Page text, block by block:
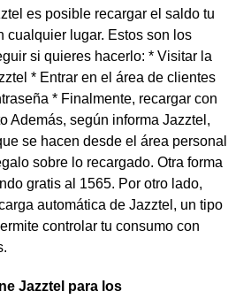
es posible recargar el saldo tu
cualquier lugar. Estos son los
si quieres hacerlo: * Visitar la
* Entrar en el área de clientes
* Finalmente, recargar con
Además, según informa Jazztel,
se hacen desde el área personal
sobre lo recargado. Otra forma
gratis al 1565. Por otro lado,
automática de Jazztel, un tipo
controlar tu consumo con
Jazztel para los